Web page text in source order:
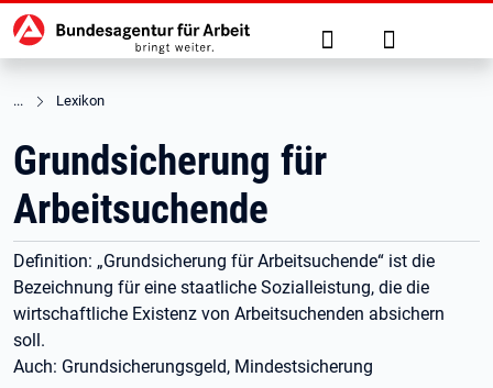
zu den Hauptinhalten springen
Hauptnavigation Suche Anmelden
Lexikon
Grundsicherung für
Arbeitsuchende
Definition: „Grundsicherung für Arbeitsuchende“ ist die
Bezeichnung für eine staatliche Sozialleistung, die die
wirtschaftliche Existenz von Arbeitsuchenden absichern
soll.
Auch: Grundsicherungsgeld, Mindestsicherung